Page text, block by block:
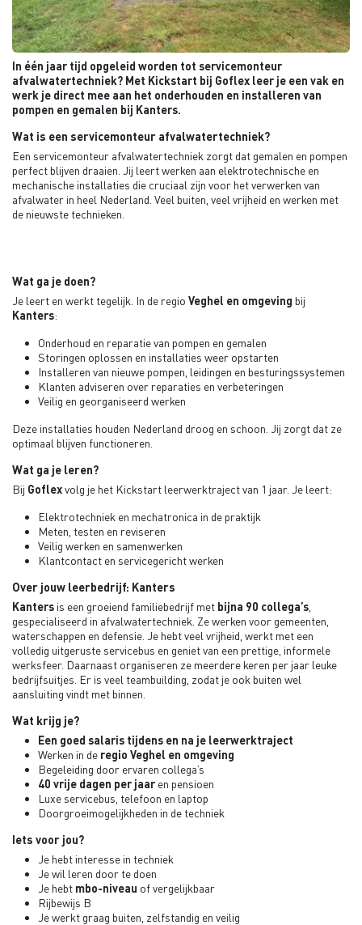
In één jaar tijd opgeleid worden tot servicemonteur
afvalwatertechniek? Met Kickstart bij Goflex leer je een vak en
werk je direct mee aan het onderhouden en installeren van
pompen en gemalen bij Kanters.
Wat is een servicemonteur afvalwatertechniek?
Een servicemonteur afvalwatertechniek zorgt dat gemalen en pompen
perfect blijven draaien. Jij leert werken aan elektrotechnische en
mechanische installaties die cruciaal zijn voor het verwerken van
afvalwater in heel Nederland. Veel buiten, veel vrijheid en werken met
de nieuwste technieken.
Wat ga je doen?
Je leert en werkt tegelijk. In de regio Veghel en omgeving bij
Kanters:
Onderhoud en reparatie van pompen en gemalen
Storingen oplossen en installaties weer opstarten
Installeren van nieuwe pompen, leidingen en besturingssystemen
Klanten adviseren over reparaties en verbeteringen
Veilig en georganiseerd werken
Deze installaties houden Nederland droog en schoon. Jij zorgt dat ze
optimaal blijven functioneren.
Wat ga je leren?
Bij Goflexvolg je het Kickstart leerwerktraject van 1 jaar. Je leert:
Elektrotechniek en mechatronica in de praktijk
Meten, testen en reviseren
Veilig werken en samenwerken
Klantcontact en servicegericht werken
Over jouw leerbedrijf: Kanters
Kanters is een groeiend familiebedrijf met bijna 90 collega’s
gespecialiseerd in afvalwatertechniek. Ze werken voor gemeenten,
waterschappen en defensie. Je hebt veel vrijheid, werkt met een
volledig uitgeruste servicebus en geniet van een prettige, informele
werksfeer. Daarnaast organiseren ze meerdere keren per jaar leuke
bedrijfsuitjes. Er is veel teambuilding, zodat je ook buiten wel
aansluiting vindt met binnen.
Wat krijg je?
Een goed salaris tijdens en na je leerwerktraject
Werken in de regio Veghel en omgeving
Begeleiding door ervaren collega’s
40 vrije dagen per jaar en pensioen
Luxe servicebus, telefoon en laptop
Doorgroeimogelijkheden in de techniek
Iets voor jou?
Je hebt interesse in techniek
Je wil leren door te doen
Je hebt mbo-niveau of vergelijkbaar
Rijbewijs B
Je werkt graag buiten, zelfstandig en veilig